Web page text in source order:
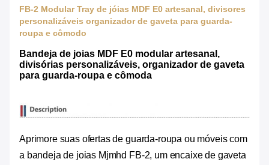
FB-2 Modular Tray de jóias MDF E0 artesanal, divisores
personalizáveis organizador de gaveta para guarda-
roupa e cômodo
Bandeja de joias MDF E0 modular artesanal,
divisórias personalizáveis, organizador de gaveta
para guarda-roupa e cômoda
Aprimore suas ofertas de guarda-roupa ou móveis com
a bandeja de joias Mjmhd FB-2, um encaixe de gaveta